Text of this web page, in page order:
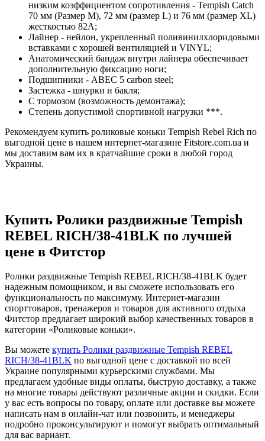
низким коэффициентом сопротивления - Tempish Catch
70 мм (Размер М), 72 мм (размер L) и 76 мм (размер XL)
жесткостью 82А;
Лайнер - нейлон, укрепленный поливинилхлоридовыми
вставками с хорошей вентиляцией и VINYL;
Анатомический бандаж внутри лайнера обеспечивает
дополнительную фиксацию ноги;
Подшипники - АВЕС 5 carbon steel;
Застежка - шнурки и бакля;
С тормозом (возможность демонтажа);
Степень допустимой спортивной нагрузки ***.
Рекомендуем купить роликовые коньки Tempish Rebel Rich по
выгодной цене в нашем интернет-магазине Fitstore.com.ua и
мы доставим вам их в кратчайшие сроки в любой город
Украины.
Купить Ролики раздвижные Tempish
REBEL RICH/38-41BLK по лучшей
цене в Фитстор
Ролики раздвижные Tempish REBEL RICH/38-41BLK будет
надежным помощником, и вы сможете использовать его
функциональность по максимуму. Интернет-магазин
спорттоваров, тренажеров и товаров для активного отдыха
Фитстор предлагает широкий выбор качественных товаров в
категории «Роликовые коньки».
Вы можете купить Ролики раздвижные Tempish REBEL
RICH/38-41BLK по выгодной цене с доставкой по всей
Украине популярными курьерскими службами. Мы
предлагаем удобные виды оплаты, быструю доставку, а также
на многие товары действуют различные акции и скидки. Если
у вас есть вопросы по товару, оплате или доставке вы можете
написать нам в онлайн-чат или позвонить, и менеджеры
подробно проконсультируют и помогут выбрать оптимальный
для вас вариант.